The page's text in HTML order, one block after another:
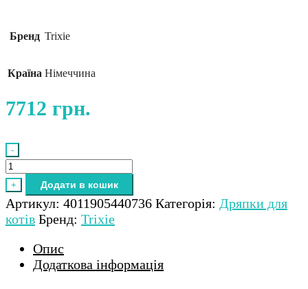
Бренд Trixie
Країна Німеччина
7712 грн.
-
Trixie
з
настінним
кріпленням
сизаль/
плюш
білий/
сірий,
+ Додати в кошик
Артикул: 4011905440736 Категорія: Дряпки для
котів Бренд: Trixie
Опис
Додаткова інформація